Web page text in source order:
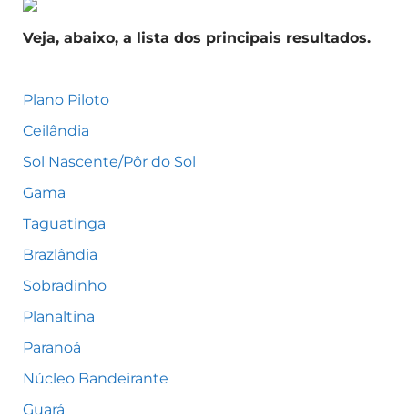
Veja, abaixo, a lista dos principais resultados.
Plano Piloto
Ceilândia
Sol Nascente/Pôr do Sol
Gama
Taguatinga
Brazlândia
Sobradinho
Planaltina
Paranoá
Núcleo Bandeirante
Guará